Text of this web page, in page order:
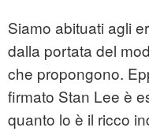
Siamo abituati agli
dalla portata del
che propongono.
firmato Stan Lee è
quanto lo è il ricco